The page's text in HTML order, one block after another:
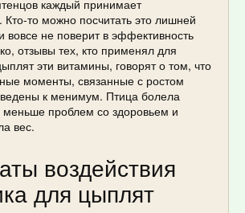
каждый принимает
Кто-то можно посчитать это лишней
вовсе не поверит в эффективность
отзывы тех, кто применял для
эти витамины, говорят о том, что
моменты, связанные с ростом
к менимум. Птица болела
проблем со здоровьем и
вес.
воздействия
для цыплят